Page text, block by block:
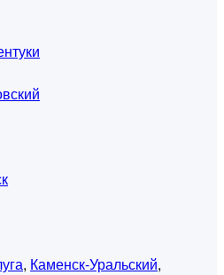
, Каменск-Уральский,